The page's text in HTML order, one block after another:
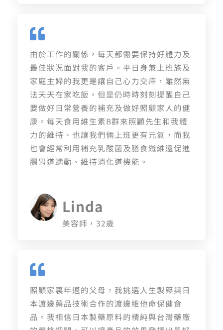
由於工作的關係，每天都需要保持好體力及
最佳狀況面對我的客戶。平日身兼上班族及
家庭主婦的我更是讓自己心力交瘁，雖然無
法天天在家吃飯，但是仍時時刻刻提醒自己
要做好日常營養的補充及做好照顧家人的健
康。每天食用維生素B群來照顧先生和我體
力的維持、也讓我們倆上班更有元氣，而我
也會經常利用補充乳酸菌及膳食纖維還促進
腸胃道蠕動、維持消化道機能。
Linda
美容師，32歲
照顧家裏年邁的父母，我挑選人生製藥與日
本渡邊藥品技術合作的渡邊維他命保健食
品。我相信日本製藥原料的精純與台灣藥廠